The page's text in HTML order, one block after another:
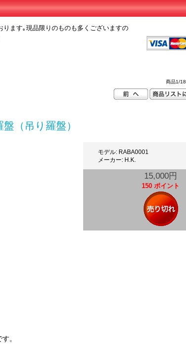
ます｡現品限りのものも多くございますの
商品1/18
（吊り羅盤）
モデル: RABA0001
メーカー: H.K.
15,000円
150 ポイント
。